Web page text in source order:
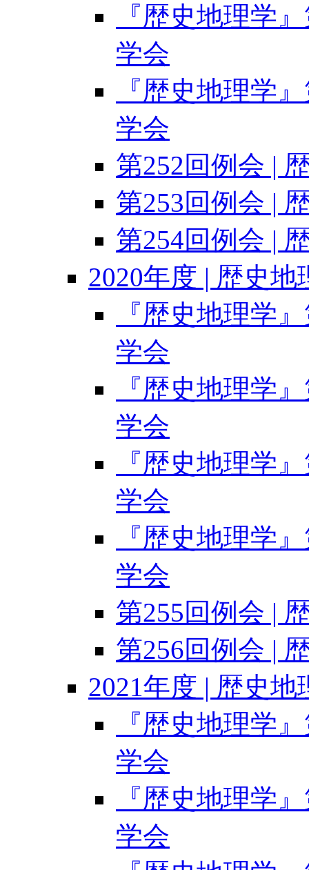
『歴史地理学
学会
『歴史地理学
学会
第252回例会 |
第253回例会 |
第254回例会 |
2020年度 | 歴史地
『歴史地理学
学会
『歴史地理学
学会
『歴史地理学
学会
『歴史地理学
学会
第255回例会 |
第256回例会 |
2021年度 | 歴史地
『歴史地理学
学会
『歴史地理学
学会